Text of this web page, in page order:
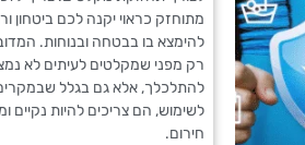
מתוחזק כראוי יקנה לכם ביטחון
להימצא בו בבטחה ובנוחות.
רק מפני שמקלטים לעיתים לא
להתלכלך, אלא גם בגלל
לשימוש, הם צריכים להיות נקיים
חירום.